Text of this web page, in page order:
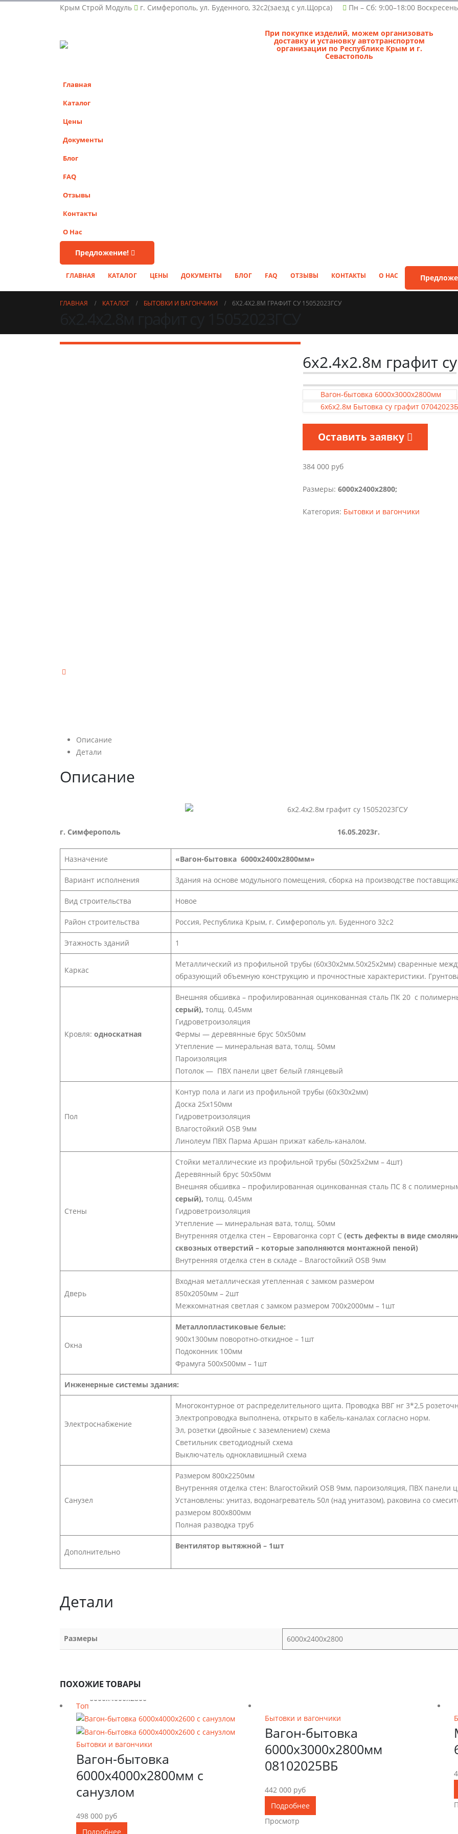
Крым Строй Модуль г. Симферополь, ул. Буденного, 32с2(заезд с ул.Щорса) Пн – Сб: 9:00–18:00
При покупке изделий, можем организовать
доставку и установку автотранспортом
организации по Республике Крым и г.
Севастополь
Главная
Каталог
Цены
Документы
Блог
FAQ
Отзывы
Контакты
О Нас
Предложение!
ГЛАВНАЯ КАТАЛОГ ЦЕНЫ ДОКУМЕНТЫ БЛОГ FAQ ОТЗЫВЫ КОНТАКТЫ О НАС
ГЛАВНАЯ КАТАЛОГ БЫТОВКИ И ВАГОНЧИКИ 6Х2.4Х2.8М ГРАФИТ СУ 15052023ГСУ
6х2.4х2.8м графит
Вагон-бытовка 6000х3000х2800мм
6х6х2.8м Бытовка су графит
Оставить заявку
384 000 руб
Размеры: 6000х2400х2800;
Категория: Бытовки и вагончики
Описание
Детали
Описание
г. Симферополь 16.05.2023г.
Назначение «Вагон-бытовка 6000х2400х2800мм»
Вариант исполнения Здания на основе модульного помещения, сборка на производстве
Вид строительства Новое
Район строительства Россия, Республика Крым, г. Симферополь ул. Буденного 32с2
Этажность зданий 1
Каркас
Металлический из профильной трубы (60х30х2мм.50х25х2мм) сваренные
образующий объемную конструкцию и прочностные характеристики.
Кровля: односкатная
Внешняя обшивка – профилированная оцинкованная сталь ПК 20 с
серый), толщ. 0,45мм
Гидроветроизоляция
Фермы — деревянные брус 50х50мм
Утепление — минеральная вата, толщ. 50мм
Пароизоляция
Потолок — ПВХ панели цвет белый глянцевый
Пол
Контур пола и лаги из профильной трубы (60х30х2мм)
Доска 25х150мм
Гидроветроизоляция
Влагостойкий OSB 9мм
Линолеум ПВХ Парма Аршан прижат кабель-каналом.
Стены
Стойки металлические из профильной трубы (50х25х2мм – 4шт)
Деревянный брус 50х50мм
Внешняя обшивка – профилированная оцинкованная сталь ПС 8 с
серый), толщ. 0,45мм
Гидроветроизоляция
Утепление — минеральная вата, толщ. 50мм
Внутренняя отделка стен – Евровагонка сорт С (есть дефекты в виде
сквозных отверстий – которые заполняются монтажной пеной)
Внутренняя отделка стен в складе – Влагостойкий OSB 9мм
Дверь
Входная металлическая утепленная с замком размером
850х2050мм – 2шт
Межкомнатная светлая с замком размером 700х2000мм – 1шт
Окна
Металлопластиковые белые:
900х1300мм поворотно-откидное – 1шт
Подоконник 100мм
Фрамуга 500х500мм – 1шт
Инженерные системы здания:
Электроснабжение
Многоконтурное от распределительного щита. Проводка ВВГ нг 3*2,5
Электропроводка выполнена, открыто в кабель-каналах согласно норм.
Эл, розетки (двойные с заземлением) схема
Светильник светодиодный схема
Выключатель одноклавишный схема
Санузел
Размером 800х2250мм
Внутренняя отделка стен: Влагостойкий OSB 9мм, пароизоляция, ПВХ панели
Установлены: унитаз, водонагреватель 50л (над унитазом), раковина со
размером 800х800мм
Полная разводка труб
Дополнительно
Вентилятор вытяжной – 1шт
Детали
Размеры 6000х2400х2800
ПОХОЖИЕ ТОВАРЫ
Топ
Бытовки и вагончики
Вагон-бытовка
6000х4000х2800мм с
санузлом
498 000 руб
Подробнее
6000х4000х2800
Бытовки и вагончики
Вагон-бытовка
6000х3000х2800мм
08102025ВБ
442 000 руб
Подробнее
Просмотр